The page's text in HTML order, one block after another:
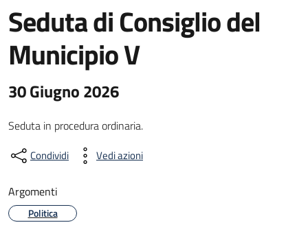
Seduta di Consiglio del
Municipio V
30 Giugno 2026
Seduta in procedura ordinaria.
Condividi Vedi azioni
Argomenti
Politica